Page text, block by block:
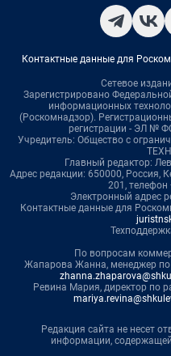
Контактные данные для
Сетевое
Зарегистрировано
информационных
(Роскомнадзор).
регистрации - ЭЛ №
Учредитель: Общество с
Главный редактор:
Адрес редакции: 650000, Россия,
201, телефон
Электронный адрес
Контактные данные для
По вопросам
Жапарова Жанна, менеджер
Ревина Мария, директор по
Редакция сайта не несет
информации,